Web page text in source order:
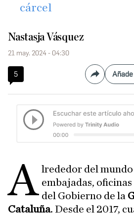
cárcel
Nastasja Vásquez
21 may. 2024 - 04:30
5 Compartir
A lrededor del mundo
embajadas,
del Gobierno de la
Cataluña. Desde el 2017,